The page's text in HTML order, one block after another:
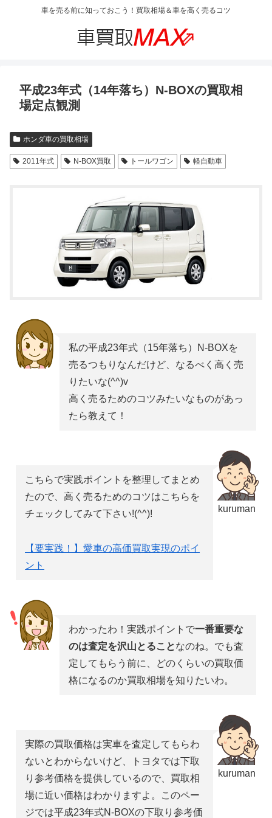
車を売る前に知っておこう！買取相場＆車を高く売るコツ
平成23年式（14年落ち）N-BOXの買取相
場定点観測
ホンダ車の買取相場
2011年式 N-BOX買取 トールワゴン 軽自動車
私の平成23年式（15年落ち）N-BOXを
売るつもりなんだけど、なるべく高く売
りたいな(^^)v
高く売るためのコツみたいなものがあっ
たら教えて！
kuruman
こちらで実践ポイントを整理してまとめ
たので、高く売るためのコツはこちらを
チェックしてみて下さい!(^^)!
【要実践！】愛車の高価買取実現のポイ
ント
わかったわ！実践ポイントで一番重要な
のは査定を沢山とることなのね。でも査
定してもらう前に、どのくらいの買取価
格になるのか買取相場を知りたいわ。
kuruman
実際の買取価格は実車を査定してもらわ
ないとわからないけど、トヨタでは下取
り参考価格を提供しているので、買取相
場に近い価格はわかりますよ。このペー
ジでは平成23年式N-BOXの下取り参考価